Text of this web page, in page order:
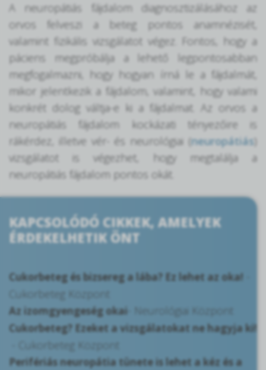
A neuropátiás fájdalom diagnosztizálásához az
orvos felveszi a beteg pontos anamnézisét,
valamint fizikális vizsgálatot végez. Fontos, hogy a
páciens megpróbálja a lehető legpontosabban
megfogalmazni, hogy hogyan írná le a fájdalmát,
mikor jelentkezik a fájdalom, valamint, hogy valami
konkrét dolog váltja-e ki a fájdalmat. Az orvos a
neuropátiás fájdalom kockázati tényezőire is
rákérdez, illetve vér- és neurológiai (neuropátiás)
vizsgálatot is végezhet, hogy megtalálja a
neuropátiás fájdalom pontos okát.
KAPCSOLÓDÓ CIKKEK, AMELYEK
ÉRDEKELHETIK ÖNT
Cukorbeteg és bizsereg a lába? Ez lehet az oka!
Cukorbeteg Központ
Az izomgyengeség okai - Neurológiai Központ
Cukorbeteg? Ezeket a vizsgálatokat ne hagyja ki!
- Cukorbeteg Központ
Perifériás neuropátia tünete is lehet a kéz és a